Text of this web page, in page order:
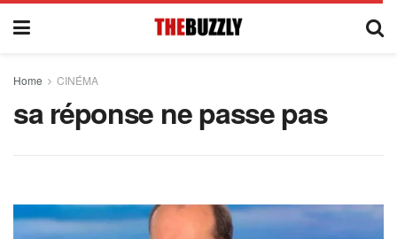
Home CINÉMA
sa réponse ne passe pas